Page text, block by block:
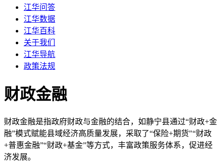
江华问答
江华数据
江华百科
关于我们
江华导航
政策法规
财政金融
财政金融是指政府财政与金融的结合，如静宁县通过“财政+金
融”模式赋能县域经济高质量发展，采取了“保险+期货"“财政
+普惠金融”“财政+基金”等方式，丰富政策服务体系，促进经
济发展。